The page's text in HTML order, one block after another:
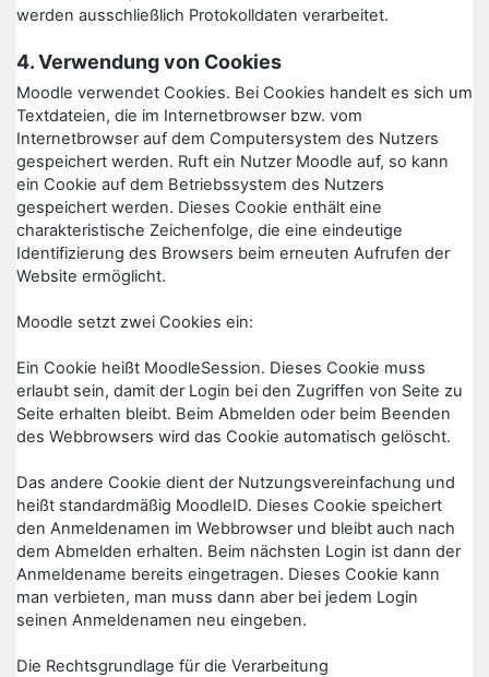
werden ausschließlich Protokolldaten verarbeitet.
4. Verwendung von Cookies
Moodle verwendet Cookies. Bei Cookies handelt es sich um
Textdateien, die im Internetbrowser bzw. vom
Internetbrowser auf dem Computersystem des Nutzers
gespeichert werden. Ruft ein Nutzer Moodle auf, so kann
ein Cookie auf dem Betriebssystem des Nutzers
gespeichert werden. Dieses Cookie enthält eine
charakteristische Zeichenfolge, die eine eindeutige
Identifizierung des Browsers beim erneuten Aufrufen der
Website ermöglicht.
Moodle setzt zwei Cookies ein:
Ein Cookie heißt MoodleSession. Dieses Cookie muss
erlaubt sein, damit der Login bei den Zugriffen von Seite zu
Seite erhalten bleibt. Beim Abmelden oder beim Beenden
des Webbrowsers wird das Cookie automatisch gelöscht.
Das andere Cookie dient der Nutzungsvereinfachung und
heißt standardmäßig MoodleID. Dieses Cookie speichert
den Anmeldenamen im Webbrowser und bleibt auch nach
dem Abmelden erhalten. Beim nächsten Login ist dann der
Anmeldename bereits eingetragen. Dieses Cookie kann
man verbieten, man muss dann aber bei jedem Login
seinen Anmeldenamen neu eingeben.
Die Rechtsgrundlage für die Verarbeitung